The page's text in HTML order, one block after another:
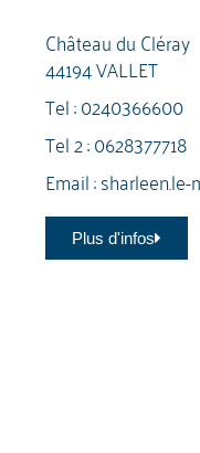
Château du Cléray
44194 VALLET
Tel :0240366600
Tel 2 :0628377718
Email :
Plus d'infos